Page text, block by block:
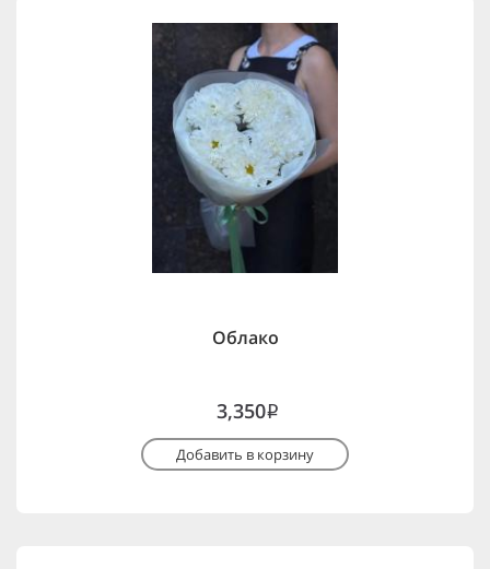
Облако
3,350i
Добавить в корзину